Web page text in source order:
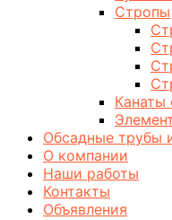
Стропы
Канаты
Обсадные трубы
О компании
Наши работы
Контакты
Объявления